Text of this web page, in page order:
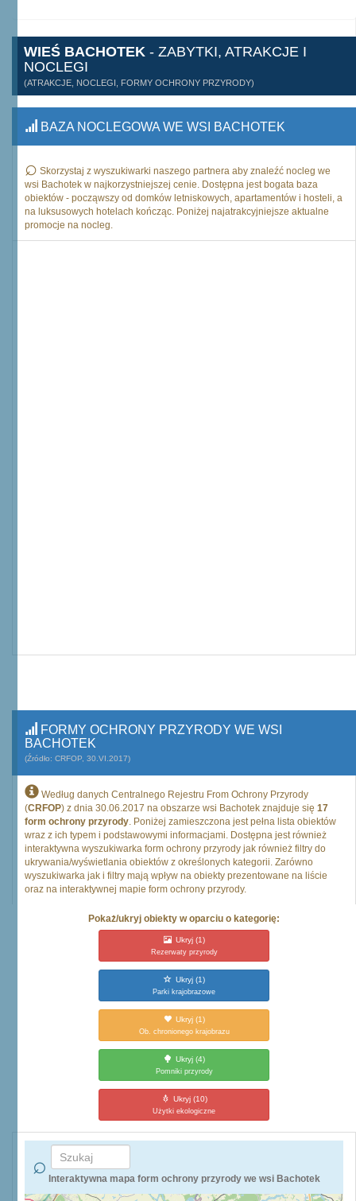
WIEŚ BACHOTEK - ZABYTKI, ATRAKCJE I
NOCLEGI
(ATRAKCJE, NOCLEGI, FORMY OCHRONY PRZYRODY)
BAZA NOCLEGOWA WE WSI BACHOTEK
Skorzystaj z wyszukiwarki naszego partnera aby znaleźć nocleg we
wsi Bachotek w najkorzystniejszej cenie. Dostępna jest bogata baza
obiektów - począwszy od domków letniskowych, apartamentów i hosteli, a
na luksusowych hotelach kończąc. Poniżej najatrakcyjniejsze aktualne
promocje na nocleg.
FORMY OCHRONY PRZYRODY WE WSI
BACHOTEK
(Źródło: CRFOP, 30.VI.2017)
Według danych Centralnego Rejestru From Ochrony Przyrody
(CRFOP) z dnia 30.06.2017 na obszarze wsi Bachotek znajduje się 17
form ochrony przyrody. Poniżej zamieszczona jest pełna lista obiektów
wraz z ich typem i podstawowymi informacjami. Dostępna jest również
interaktywna wyszukiwarka form ochrony przyrody jak również filtry do
ukrywania/wyświetlania obiektów z określonych kategorii. Zarówno
wyszukiwarka jak i filtry mają wpływ na obiekty prezentowane na liście
oraz na interaktywnej mapie form ochrony przyrody.
Pokaż/ukryj obiekty w oparciu o kategorię:
Ukryj(1)
Rezerwaty przyrody
Ukryj(1)
Parki krajobrazowe
Ukryj(1)
Ob. chronionego krajobrazu
Ukryj(4)
Pomniki przyrody
Ukryj(10)
Użytki ekologiczne
Interaktywna mapa form ochrony przyrody we wsi Bachotek